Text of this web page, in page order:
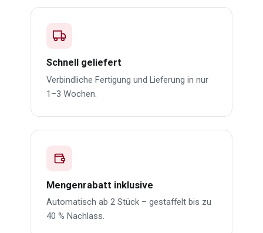
Schnell geliefert
Verbindliche Fertigung und Lieferung in nur
1–3 Wochen.
Mengenrabatt inklusive
Automatisch ab 2 Stück – gestaffelt bis zu
40 % Nachlass.